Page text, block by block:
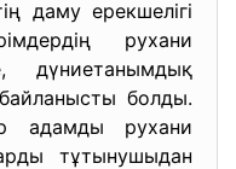
даму ерекшелігі
рухани
дүниетанымдық
болды.
адамды рухани
тұтынушыдан